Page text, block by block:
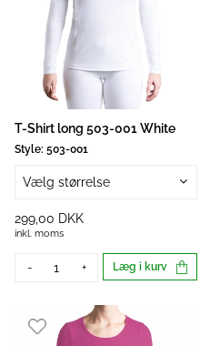
T-Shirt long 503-001 White
Style: 503-001
Vælg størrelse
299,00 DKK
inkl. moms
- + Læg i kurv